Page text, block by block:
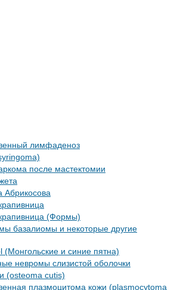
лимфаденоз
после мастектомии
Абрикосова
(Формы)
базалиомы и некоторые другие
(Монгольские и синие пятна)
невромы слизистой оболочки
(osteoma cutis)
плазмоцитома кожи (plasmocytoma